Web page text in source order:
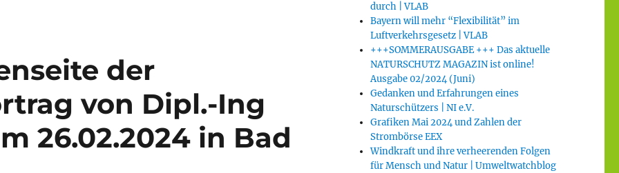
der
von Dipl.-Ing
26.02.2024 in Bad
durch | VLAB
Bayern will mehr “Flexibilität” im
Luftverkehrsgesetz | VLAB
+++SOMMERAUSGABE +++ Das aktuelle
NATURSCHUTZ MAGAZIN ist online!
Ausgabe 02/2024 (Juni)
Gedanken und Erfahrungen eines
Naturschützers | NI e.V.
Grafiken Mai 2024 und Zahlen der
Strombörse EEX
Windkraft und ihre verheerenden Folgen
für Mensch und Natur | Umweltwatchblog